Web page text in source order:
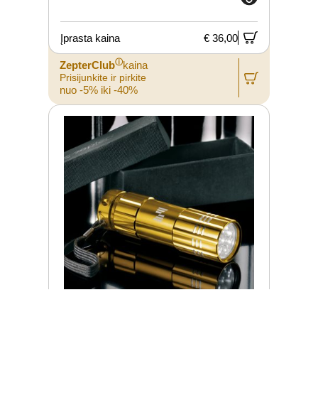
Įprasta kaina € 36,00
ZepterClubⓘkaina
Prisijunkite ir pirkite
nuo -5% iki -40%